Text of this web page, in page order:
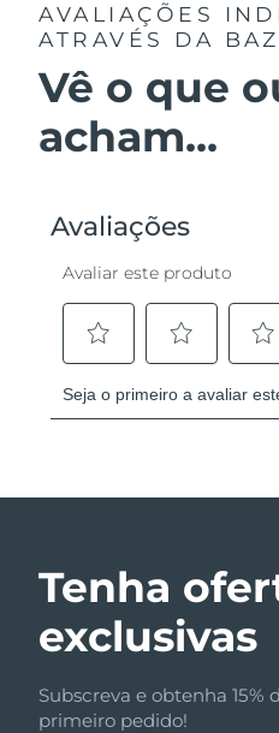
AVALIAÇÕES
ATRAVÉS DA
Vê o que
acham...
Tenha
exclusivas
Subscreva e obtenha 15%
primeiro pedido!